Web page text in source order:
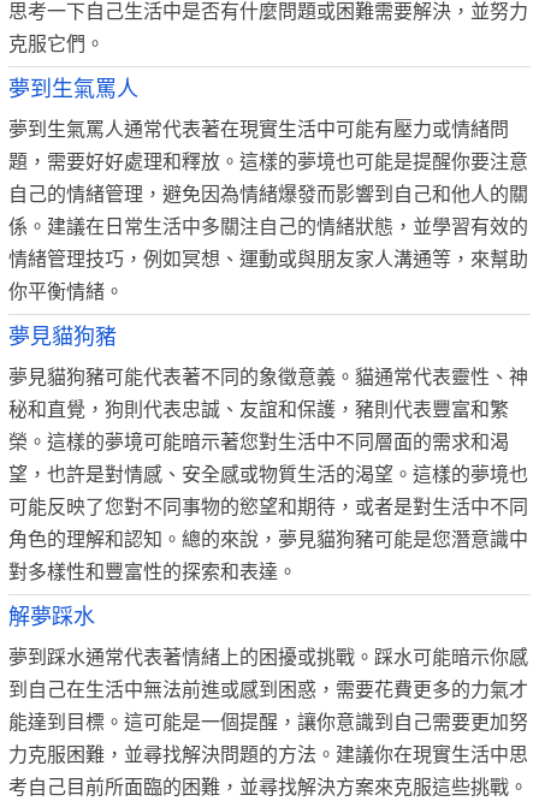
思考一下自己生活中是否有什麼問題或困難需要解決，並努力
克服它們。
夢到生氣罵人
夢到生氣罵人通常代表著在現實生活中可能有壓力或情緒問
題，需要好好處理和釋放。這樣的夢境也可能是提醒你要注意
自己的情緒管理，避免因為情緒爆發而影響到自己和他人的關
係。建議在日常生活中多關注自己的情緒狀態，並學習有效的
情緒管理技巧，例如冥想、運動或與朋友家人溝通等，來幫助
你平衡情緒。
夢見貓狗豬
夢見貓狗豬可能代表著不同的象徵意義。貓通常代表靈性、神
秘和直覺，狗則代表忠誠、友誼和保護，豬則代表豐富和繁
榮。這樣的夢境可能暗示著您對生活中不同層面的需求和渴
望，也許是對情感、安全感或物質生活的渴望。這樣的夢境也
可能反映了您對不同事物的慾望和期待，或者是對生活中不同
角色的理解和認知。總的來說，夢見貓狗豬可能是您潛意識中
對多樣性和豐富性的探索和表達。
解夢踩水
夢到踩水通常代表著情緒上的困擾或挑戰。踩水可能暗示你感
到自己在生活中無法前進或感到困惑，需要花費更多的力氣才
能達到目標。這可能是一個提醒，讓你意識到自己需要更加努
力克服困難，並尋找解決問題的方法。建議你在現實生活中思
考自己目前所面臨的困難，並尋找解決方案來克服這些挑戰。